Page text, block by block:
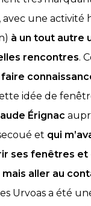
, avec une activité
à un tout autre
rencontres.
faire
idée de
Érignac
et qui
ses fenêtres et
mais aller au
Urvoas a été